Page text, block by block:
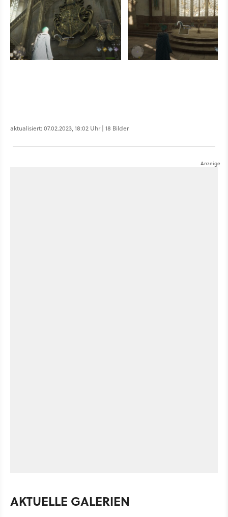
aktualisiert: 07.02.2023, 18:02 Uhr | 18 Bilder
AKTUELLE GALERIEN